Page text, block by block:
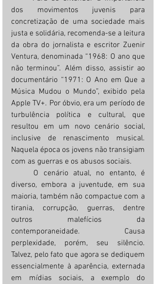
dos movimentos juvenis para
concretização de uma sociedade mais
justa e solidária, recomenda-se a leitura
da obra do jornalista e escritor Zuenir
Ventura, denominada “1968: O ano que
não terminou”. Além disso, assistir ao
documentário “1971: O Ano em Que a
Música Mudou o Mundo”, exibido pela
Apple TV+. Por óbvio, era um período de
turbulência política e cultural, que
resultou em um novo cenário social,
inclusive de renascimento musical.
Naquela época os jovens não transigiam
com as guerras e os abusos sociais.
diverso, embora a juventude, em sua
maioria, também não compactue com a
tirania, corrupção, guerras, dentre
outros malefícios da
contemporaneidade. Causa
perplexidade, porém, seu silêncio.
Talvez, pelo fato que agora se dediquem
essencialmente à aparência, externada
em mídias sociais, a exemplo do